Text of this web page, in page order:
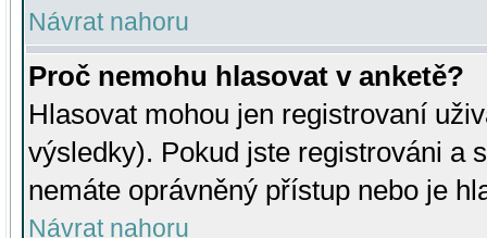
Návrat nahoru
Proč nemohu hlasovat v anketě?
Hlasovat mohou jen registrovaní
výsledky). Pokud jste registrováni a
nemáte oprávněný přístup nebo je
Návrat nahoru